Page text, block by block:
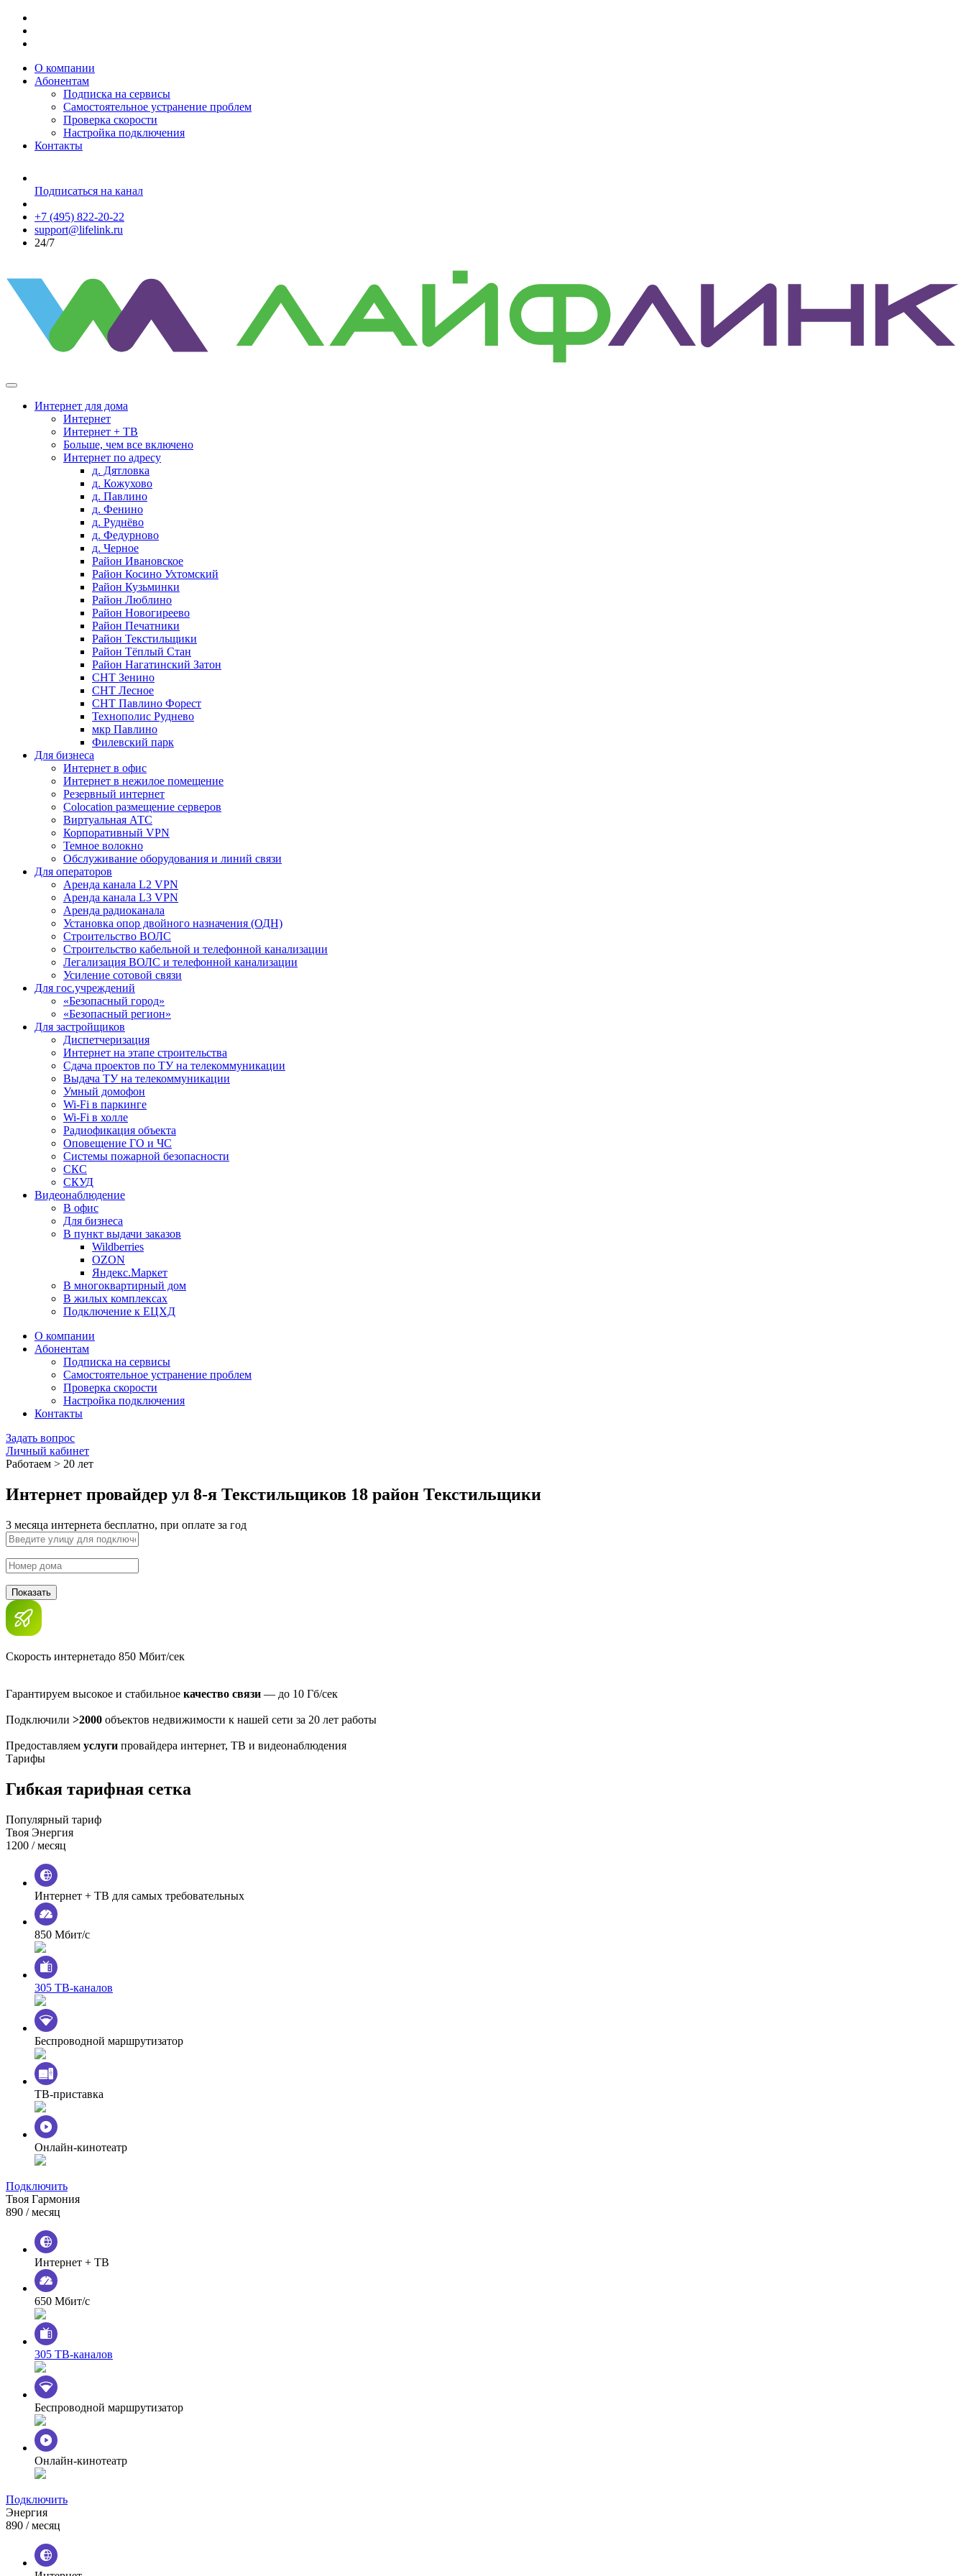
О компании
Абонентам
Подписка на сервисы
Самостоятельное устранение проблем
Проверка скорости
Настройка подключения
Контакты
Подписаться на канал
+7 (495) 822-20-22
support@lifelink.ru
24/7
Интернет для дома
Интернет
Интернет + ТВ
Больше, чем все включено
Интернет по адресу
д. Дятловка
д. Кожухово
д. Павлино
д. Фенино
д. Руднёво
д. Федурново
д. Черное
Район Ивановское
Район Косино Ухтомский
Район Кузьминки
Район Люблино
Район Новогиреево
Район Печатники
Район Текстильщики
Район Тёплый Стан
Район Нагатинский Затон
СНТ Зенино
СНТ Лесное
СНТ Павлино Форест
Технополис Руднево
мкр Павлино
Филевский парк
Для бизнеса
Интернет в офис
Интернет в нежилое помещение
Резервный интернет
Colocation размещение серверов
Виртуальная АТС
Корпоративный VPN
Темное волокно
Обслуживание оборудования и линий связи
Для операторов
Аренда канала L2 VPN
Аренда канала L3 VPN
Аренда радиоканала
Установка опор двойного назначения (ОДН)
Строительство ВОЛС
Строительство кабельной и телефонной канализации
Легализация ВОЛС и телефонной канализации
Усиление сотовой связи
Для гос.учреждений
«Безопасный город»
«Безопасный регион»
Для застройщиков
Диспетчеризация
Интернет на этапе строительства
Сдача проектов по ТУ на телекоммуникации
Выдача ТУ на телекоммуникации
Умный домофон
Wi-Fi в паркинге
Wi-Fi в холле
Радиофикация объекта
Оповещение ГО и ЧС
Системы пожарной безопасности
СКС
СКУД
Видеонаблюдение
В офис
Для бизнеса
В пункт выдачи заказов
Wildberries
OZON
Яндекс.Маркет
В многоквартирный дом
В жилых комплексах
Подключение к ЕЦХД
О компании
Абонентам
Подписка на сервисы
Самостоятельное устранение проблем
Проверка скорости
Настройка подключения
Контакты
Задать вопрос
Личный кабинет
Работаем > 20 лет
Интернет провайдер ул 8-я Текстильщиков 18 район Текстильщики
3 месяца интернета бесплатно, при оплате за год
Показать
Скорость интернетадо 850 Мбит/сек
Гарантируем высокое и стабильное качество связи — до 10 Гб/сек
Подключили >2000 объектов недвижимости к нашей сети за 20 лет работы
Предоставляем услуги провайдера интернет, ТВ и видеонаблюдения
Тарифы
Гибкая тарифная сетка
Популярный тариф
Твоя Энергия
1200 / месяц
Интернет + ТВ для самых требовательных
850 Мбит/с
305 ТВ-каналов
Беспроводной маршрутизатор
ТВ-приставка
Онлайн-кинотеатр
Подключить
Твоя Гармония
890 / месяц
Интернет + ТВ
650 Мбит/с
305 ТВ-каналов
Беспроводной маршрутизатор
Онлайн-кинотеатр
Подключить
Энергия
890 / месяц